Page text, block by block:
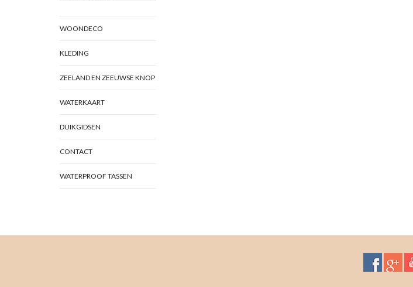
WOONDECO
KLEDING
ZEELAND EN ZEEUWSE KNOP
WATERKAART
DUIKGIDSEN
CONTACT
WATERPROOF TASSEN